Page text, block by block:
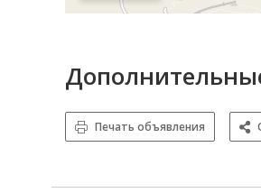
Печать объявления